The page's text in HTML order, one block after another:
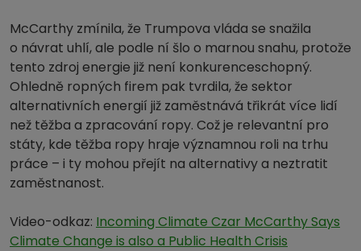
McCarthy zmínila, že Trumpova vláda se snažila
o návrat uhlí, ale podle ní šlo o marnou snahu, protože
tento zdroj energie již není konkurenceschopný.
Ohledně ropných firem pak tvrdila, že sektor
alternativních energií již zaměstnává třikrát více lidí
než těžba a zpracování ropy. Což je relevantní pro
státy, kde těžba ropy hraje významnou roli na trhu
práce – i ty mohou přejít na alternativy a neztratit
zaměstnanost.
Video-odkaz: Incoming Climate Czar McCarthy Says
Climate Change is also a Public Health Crisis